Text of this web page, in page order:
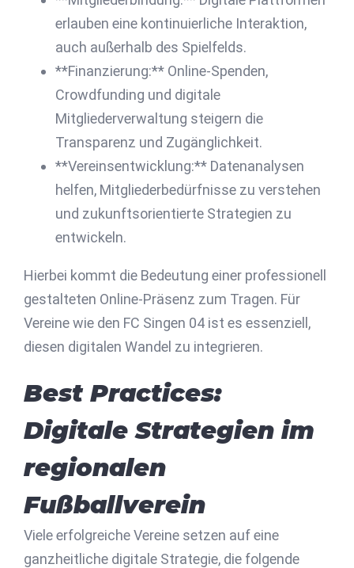
erlauben eine kontinuierliche Interaktion,
auch außerhalb des Spielfelds.
**Finanzierung:** Online-Spenden,
Crowdfunding und digitale
Mitgliederverwaltung steigern die
Transparenz und Zugänglichkeit.
**Vereinsentwicklung:** Datenanalysen
helfen, Mitgliederbedürfnisse zu verstehen
und zukunftsorientierte Strategien zu
entwickeln.
Hierbei kommt die Bedeutung einer professionell
gestalteten Online-Präsenz zum Tragen. Für
Vereine wie den FC Singen 04 ist es essenziell,
diesen digitalen Wandel zu integrieren.
Best Practices:
Digitale Strategien im
regionalen
Fußballverein
Viele erfolgreiche Vereine setzen auf eine
ganzheitliche digitale Strategie, die folgende